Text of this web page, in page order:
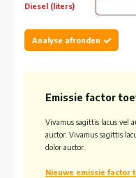
Diesel (liters)
Analyse afronden
Emissie factor
Vivamus sagittis lacus vel
auctor. Vivamus sagittis
dolor auctor.
Nieuwe emissie factor